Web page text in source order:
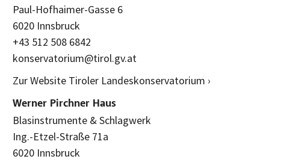
Paul-Hofhaimer-Gasse 6
6020 Innsbruck
+43 512 508 6842
konservatorium@tirol.gv.at
Zur Website Tiroler Landeskonservatorium ›
Werner Pirchner Haus
Blasinstrumente & Schlagwerk
Ing.-Etzel-Straße 71a
6020 Innsbruck